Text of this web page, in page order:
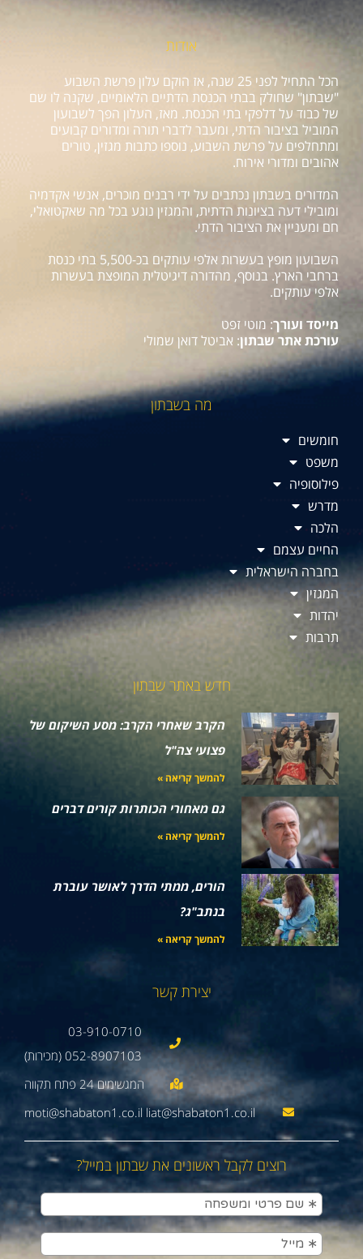
אודות
הכל התחיל לפני 25 שנה, אז הוקם עלון פרשת השבוע
"שבתון" שחולק בבתי הכנסת הדתיים הלאומיים, שקנה לו שם
של כבוד על דלפקי בתי הכנסת. מאז, העלון הפך לשבועון
המוביל בציבור הדתי, ומעבר לדברי תורה ומדורים קבועים
ומתחלפים על פרשת השבוע, נוספו כתבות מגזין, טורים
אהובים ומדורי אירוח.
המדורים בשבתון נכתבים על ידי רבנים מוכרים, אנשי אקדמיה
ומובילי דעה בציונות הדתית, והמגזין נוגע בכל מה שאקטואלי,
חם ומעניין את הציבור הדתי.
השבועון מופץ בעשרות אלפי עותקים בכ-5,500 בתי כנסת
ברחבי הארץ. בנוסף, מהדורה דיגיטלית המופצת בעשרות
אלפי עותקים.
מייסד ועורך: מוטי זפט
עורכת אתר שבתון: אביטל דואן שמולי
מה בשבתון
חומשים
משפט
פילוסופיה
מדרש
הלכה
החיים עצמם
בחברה הישראלית
המגזין
יהדות
תרבות
חדש באתר שבתון
הקרב שאחרי הקרב: מסע השיקום של
פצועי צה"ל
להמשך קריאה »
גם מאחורי הכותרות קורים דברים
להמשך קריאה »
הורים, ממתי הדרך לאושר עוברת
בנתב"ג?
להמשך קריאה »
יצירת קשר
03-910-0710
052-8907103 (מכירות)
moti@shabaton1.co.il liat@shabaton1.co.il
רוצים לקבל ראשונים את שבתון במייל?